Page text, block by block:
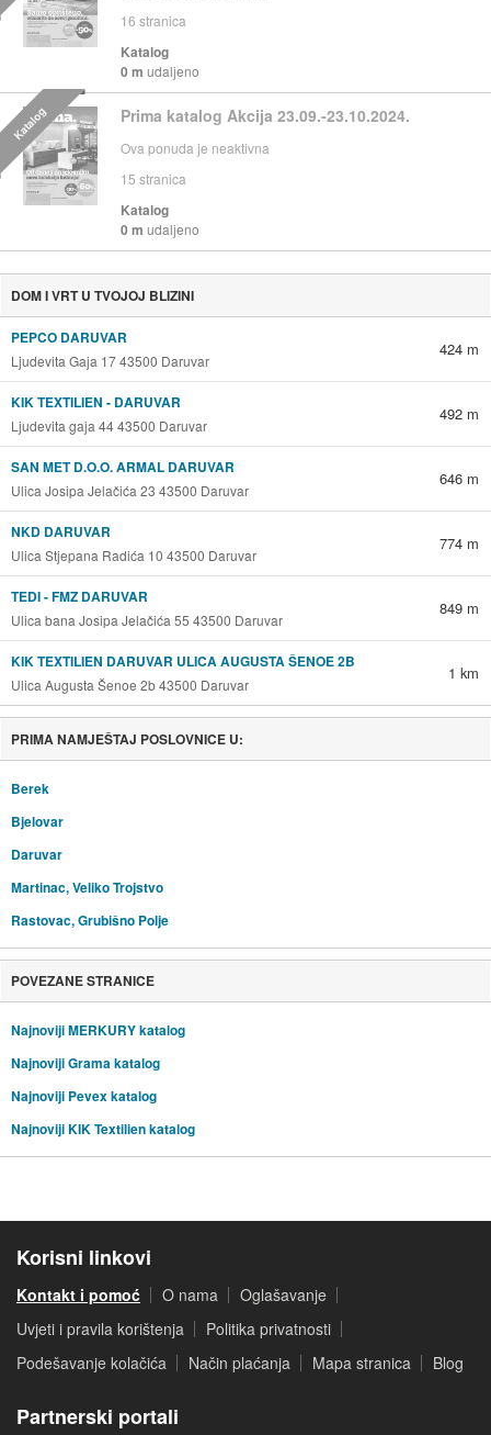
16 stranica
Katalog
0 m udaljeno
Prima katalog Akcija 23.09.-23.10.2024.
Ova ponuda je neaktivna
15 stranica
Katalog
0 m udaljeno
Katalog
DOM I VRT U TVOJOJ BLIZINI
PEPCO DARUVAR
Ljudevita Gaja 17 43500 Daruvar
424 m
KIK TEXTILIEN - DARUVAR
Ljudevita gaja 44 43500 Daruvar
492 m
SAN MET D.O.O. ARMAL DARUVAR
Ulica Josipa Jelačića 23 43500 Daruvar
646 m
NKD DARUVAR
Ulica Stjepana Radića 10 43500 Daruvar
774 m
TEDI - FMZ DARUVAR
Ulica bana Josipa Jelačića 55 43500 Daruvar
849 m
KIK TEXTILIEN DARUVAR ULICA AUGUSTA ŠENOE 2B
Ulica Augusta Šenoe 2b 43500 Daruvar
1 km
PRIMA NAMJEŠTAJ POSLOVNICE U:
Berek
Bjelovar
Daruvar
Martinac, Veliko Trojstvo
Rastovac, Grubišno Polje
POVEZANE STRANICE
Najnoviji MERKURY katalog
Najnoviji Grama katalog
Najnoviji Pevex katalog
Najnoviji KIK Textilien katalog
Korisni linkovi
Kontakt i pomoć O nama
Oglašavanje
Uvjeti i pravila korištenja
Politika privatnosti
Podešavanje kolačića
Način plaćanja Mapa stranica Blog
Partnerski portali